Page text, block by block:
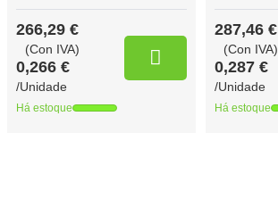
266,29 €
(Con IVA)
0,266 €
/Unidade
Há estoque
287,46 €
(Con IVA)
0,287 €
/Unidade
Há estoque